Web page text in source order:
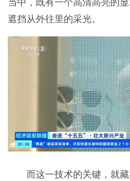
遮挡从外往里的采光。
而这一技术的关键，就藏